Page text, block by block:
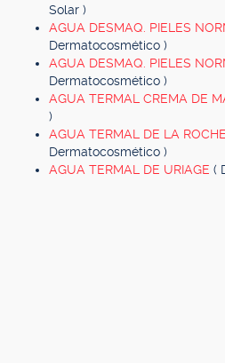
Solar )
AGUA DESMAQ. PIELES
Dermatocosmético )
AGUA DESMAQ. PIELES
Dermatocosmético )
AGUA TERMAL CREMA DE
)
AGUA TERMAL DE LA
Dermatocosmético )
AGUA TERMAL DE URIAGE (